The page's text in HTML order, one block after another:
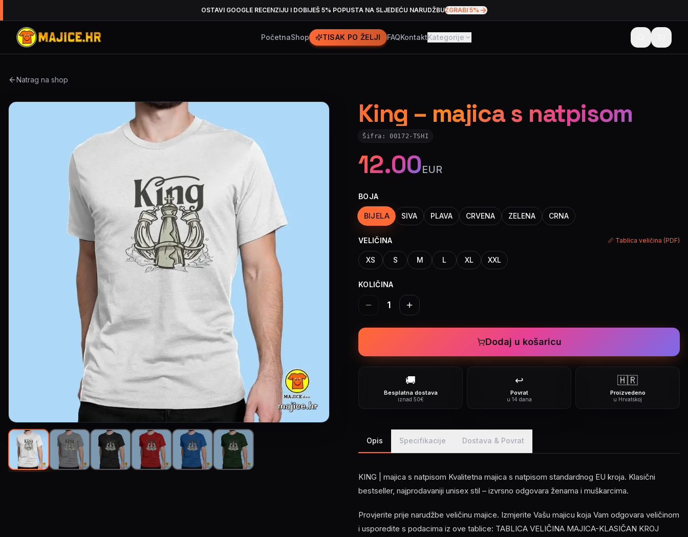
OSTAVI GOOGLE RECENZIJU I DOBIJEŠ 5% POPUSTA NA SLJEDEĆU NARUDŽBUZGRABI 5%
PočetnaShop TISAK PO ŽELJI FAQKontaktKategorije
Natrag na shop
King – majica s natpisom
Šifra:00172-TSHI
12.00EUR
BOJA
BIJELA SIVA PLAVA CRVENA ZELENA CRNA
VELIČINA 📏 Tablica veličina (PDF)
XS S M L XL XXL
KOLIČINA
1
Dodaj u košaricu
🚚
Besplatna dostava
iznad 50€
↩️
Povrat
u 14 dana
🇭🇷
Proizvedeno
u Hrvatskoj
Opis Specifikacije Dostava & Povrat
KING | majica s natpisom Kvalitetna majica s natpisom standardnog EU kroja. Klasični
bestseller, najprodavaniji unisex stil – izvrsno odgovara ženama i muškarcima.
Provjerite prije narudžbe veličinu majice. Izmjerite Vašu majicu koja Vam odgovara veličinom
i usporedite s podacima iz ove tablice: TABLICA VELIČINA MAJICA-KLASIČAN KROJ